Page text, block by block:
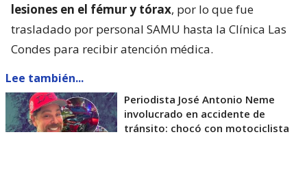
lesiones en el fémur y tórax, por lo que fue
trasladado por personal SAMU hasta la Clínica Las
Condes para recibir atención médica.
Lee también...
Periodista José Antonio Neme
involucrado en accidente de
tránsito: chocó con motociclista